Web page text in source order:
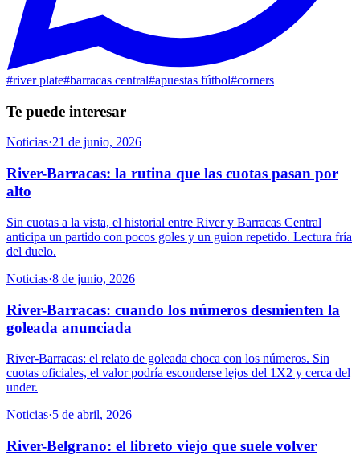
#river plate#barracas central#apuestas fútbol#corners
Te puede interesar
Noticias·21 de junio, 2026
River-Barracas: la rutina que las cuotas pasan por
alto
Sin cuotas a la vista, el historial entre River y Barracas Central
anticipa un partido con pocos goles y un guion repetido. Lectura fría
del duelo.
Noticias·8 de junio, 2026
River-Barracas: cuando los números desmienten la
goleada anunciada
River-Barracas: el relato de goleada choca con los números. Sin
cuotas oficiales, el valor podría esconderse lejos del 1X2 y cerca del
under.
Noticias·5 de abril, 2026
River-Belgrano: el libreto viejo que suele volver